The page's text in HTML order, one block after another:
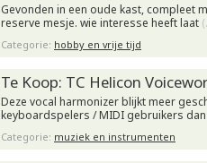
Gevonden in een oude kast, compleet
reserve mesje. wie interesse heeft laat
Categorie: hobby en vrije tijd
Te Koop: TC Helicon
Deze vocal harmonizer blijkt meer
keyboardspelers / MIDI gebruikers
Categorie: muziek en instrumenten